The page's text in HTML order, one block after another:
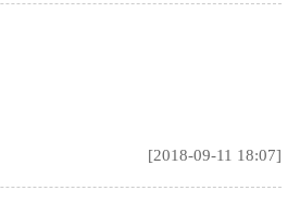
[2018-09-11 18:07]